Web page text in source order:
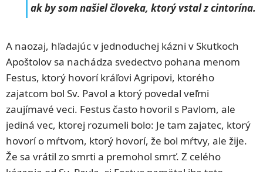
ak by som našiel človeka, ktorý vstal z cintorína.
A naozaj, hľadajúc v jednoduchej kázni v Skutkoch
Apoštolov sa nachádza svedectvo pohana menom
Festus, ktorý hovorí kráľovi Agripovi, ktorého
zajatcom bol Sv. Pavol a ktorý povedal veľmi
zaujímavé veci. Festus často hovoril s Pavlom, ale
jediná vec, ktorej rozumeli bolo: Je tam zajatec, ktorý
hovorí o mŕtvom, ktorý hovorí, že bol mŕtvy, ale žije.
Že sa vrátil zo smrti a premohol smrť. Z celého